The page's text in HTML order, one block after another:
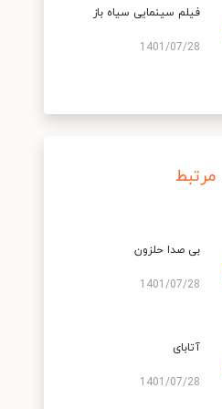
فیلم سینمایی سیاه باز
1401/07/28
مرتبط
بی صدا حلزون
1401/07/28
آتابای
1401/07/28